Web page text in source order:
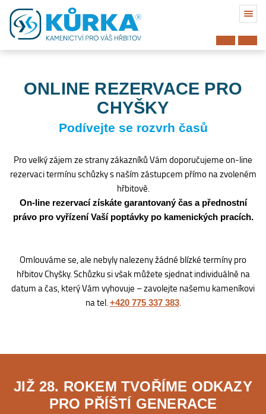
ONLINE REZERVACE PRO
CHYŠKY
Podívejte se rozvrh časů
Pro velký zájem ze strany zákazníků Vám doporučujeme on-line
rezervaci termínu schůzky s naším zástupcem přímo na zvoleném
hřbitově.
On-line rezervací získáte garantovaný čas a přednostní
právo pro vyřízení Vaší poptávky po kamenických pracích.
Omlouváme se, ale nebyly nalezeny žádné blízké termíny pro
hřbitov Chyšky. Schůzku si však můžete sjednat individuálně na
datum a čas, který Vám vyhovuje – zavolejte našemu kameníkovi
na tel.+420 775 337 383.
JIŽ 28. ROKEM TVOŘÍME ODKAZY
PRO PŘÍŠTÍ GENERACE